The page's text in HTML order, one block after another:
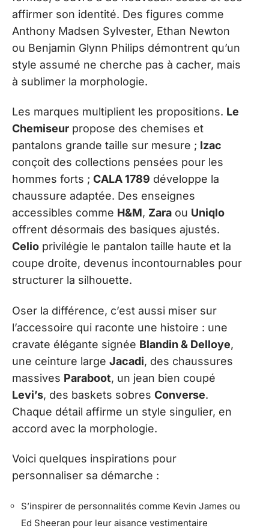
affirmer son identité. Des figures comme
Anthony Madsen Sylvester, Ethan Newton
ou Benjamin Glynn Philips démontrent qu’un
style assumé ne cherche pas à cacher, mais
à sublimer la morphologie.
Les marques multiplient les propositions. Le
Chemiseur propose des chemises et
pantalons grande taille sur mesure ; Izac
conçoit des collections pensées pour les
hommes forts ; CALA 1789 développe la
chaussure adaptée. Des enseignes
accessibles comme H&M, Zara ou Uniqlo
offrent désormais des basiques ajustés.
Celio privilégie le pantalon taille haute et la
coupe droite, devenus incontournables pour
structurer la silhouette.
Oser la différence, c’est aussi miser sur
l’accessoire qui raconte une histoire : une
cravate élégante signée Blandin & Delloye,
une ceinture large Jacadi, des chaussures
massives Paraboot, un jean bien coupé
Levi’s, des baskets sobres Converse.
Chaque détail affirme un style singulier, en
accord avec la morphologie.
Voici quelques inspirations pour
personnaliser sa démarche :
S’inspirer de personnalités comme Kevin James ou
Ed Sheeran pour leur aisance vestimentaire